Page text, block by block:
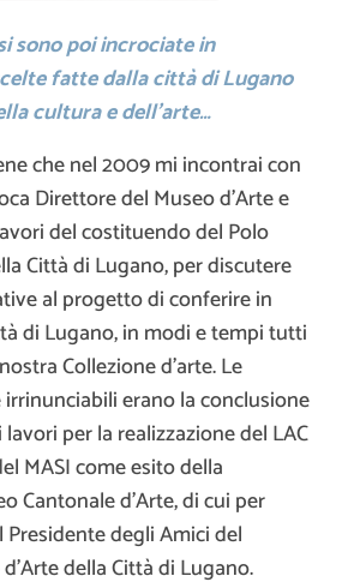
sono poi incrociate in
fatte dalla città di Lugano
cultura e dell’arte…
che nel 2009 mi incontrai con
Direttore del Museo d’Arte e
del costituendo del Polo
Città di Lugano, per discutere
al progetto di conferire in
di Lugano, in modi e tempi tutti
Collezione d’arte. Le
erano la conclusione
per la realizzazione del LAC
MASI come esito della
Cantonale d’Arte, di cui per
degli Amici del
della Città di Lugano.